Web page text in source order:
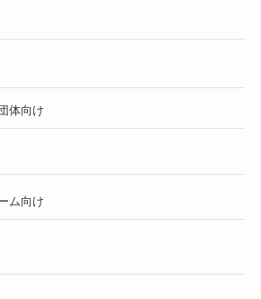
体向け
ム向け